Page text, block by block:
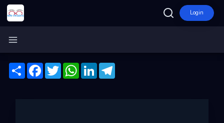
Login
Ecosistema
CompartirFacebook
TwitterWhatsApp
LinkedIn